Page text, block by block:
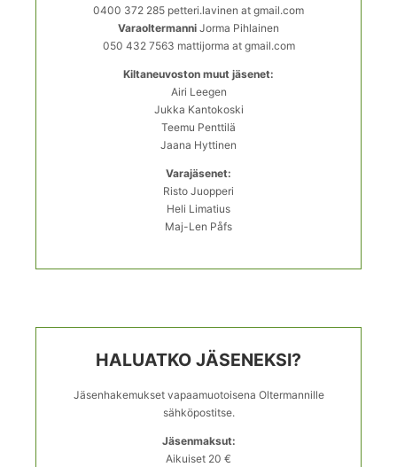
0400 372 285 petteri.lavinen at gmail.com
Varaoltermanni Jorma Pihlainen
050 432 7563 mattijorma at gmail.com
Kiltaneuvoston muut jäsenet:
Airi Leegen
Jukka Kantokoski
Teemu Penttilä
Jaana Hyttinen
Varajäsenet:
Risto Juopperi
Heli Limatius
Maj-Len Påfs
HALUATKO JÄSENEKSI?
Jäsenhakemukset vapaamuotoisena Oltermannille
sähköpostitse.
Jäsenmaksut:
Aikuiset 20 €